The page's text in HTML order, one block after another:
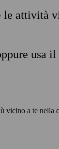
le attività
usa il
vicino a te nella